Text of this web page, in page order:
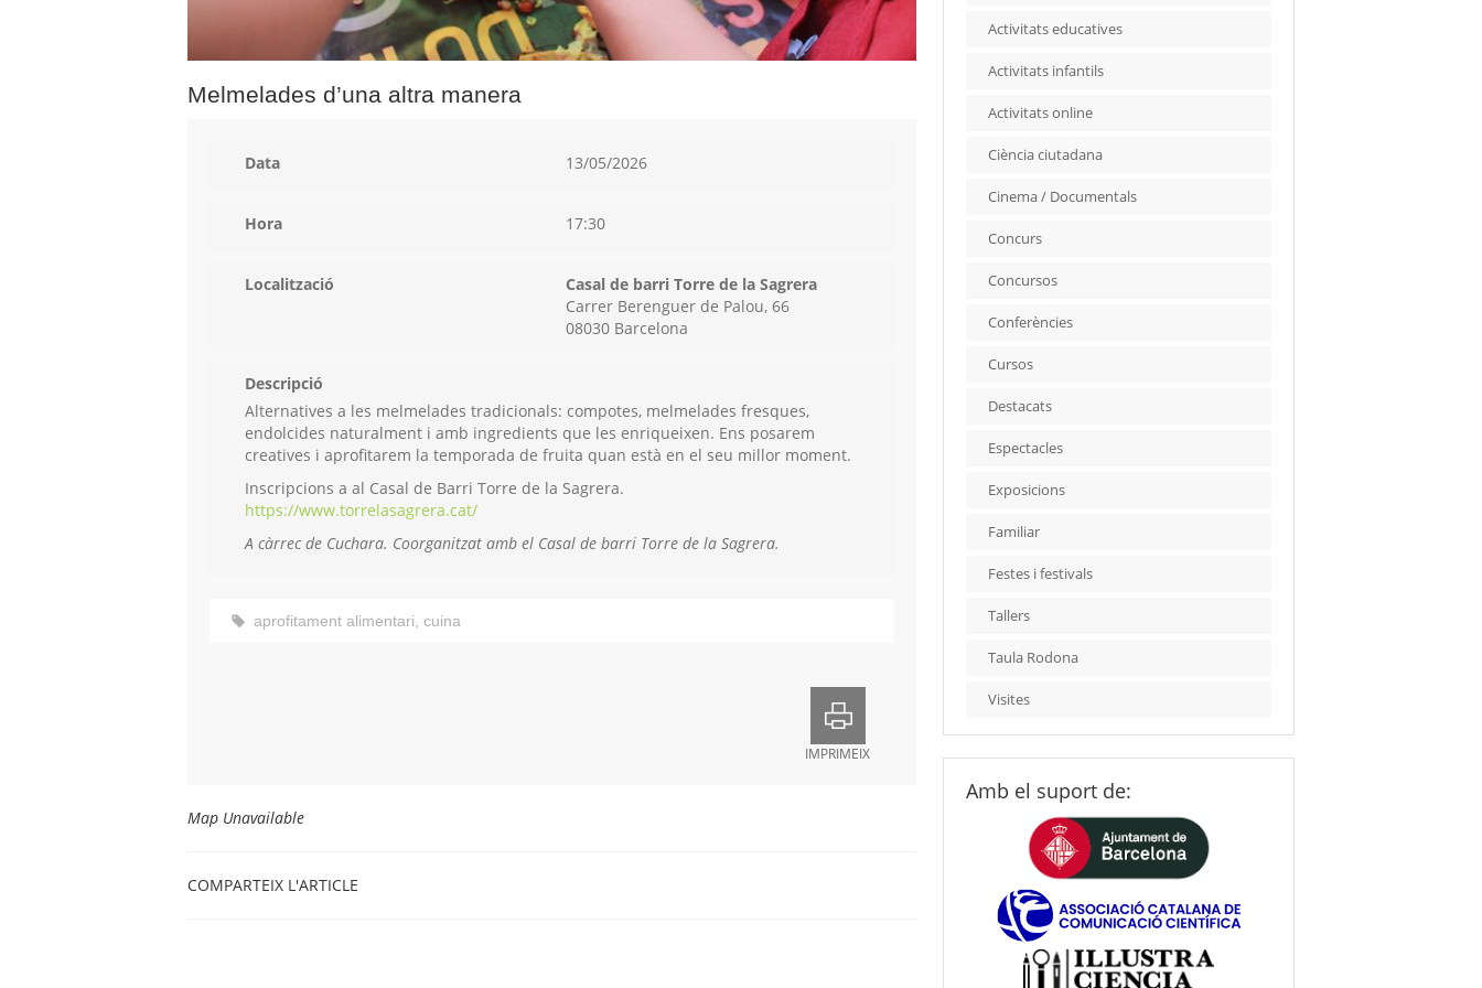
Melmelades d’una altra manera
Data 13/05/2026
Hora 17:30
Localització
Casal de barri Torre de la Sagrera
Carrer Berenguer de Palou, 66
08030 Barcelona
Descripció
Alternatives a les melmelades tradicionals: compotes, melmelades fresques,
endolcides naturalment i amb ingredients que les enriqueixen. Ens posarem
creatives i aprofitarem la temporada de fruita quan està en el seu millor moment.
Inscripcions a al Casal de Barri Torre de la Sagrera.
https://www.torrelasagrera.cat/
A càrrec de Cuchara. Coorganitzat amb el Casal de barri Torre de la Sagrera.
aprofitament alimentari, cuina
IMPRIMEIX
Map Unavailable
COMPARTEIX L'ARTICLE
Activitats educatives
Activitats infantils
Activitats online
Ciència ciutadana
Cinema / Documentals
Concurs
Concursos
Conferències
Cursos
Destacats
Espectacles
Exposicions
Familiar
Festes i festivals
Tallers
Taula Rodona
Visites
Amb el suport de: